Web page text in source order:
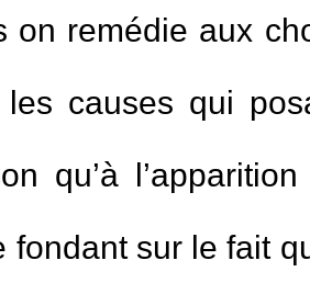
remédie aux
causes qui
qu’à
fondant sur le fait